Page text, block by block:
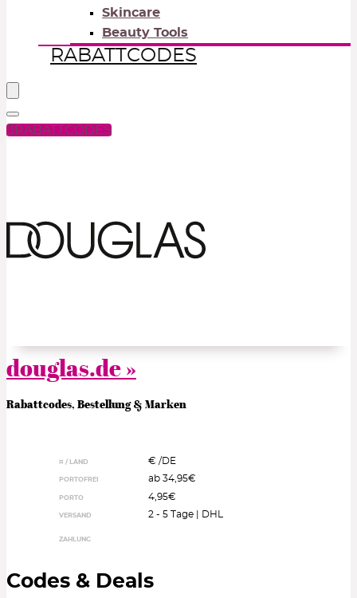
Skincare
Beauty Tools
RABATTCODES
RABATTCODES
douglas.de »
Rabattcodes, Bestellung & Marken
¤ / LAND € /DE
PORTOFREI ab 34,95€
PORTO 4,95€
VERSAND 2 - 5 Tage | DHL
ZAHLUNG
Codes & Deals